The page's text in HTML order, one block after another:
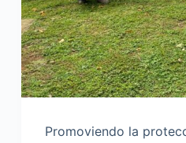
Promoviendo la